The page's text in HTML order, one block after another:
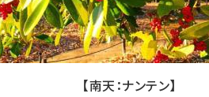
【南天：ナンテ